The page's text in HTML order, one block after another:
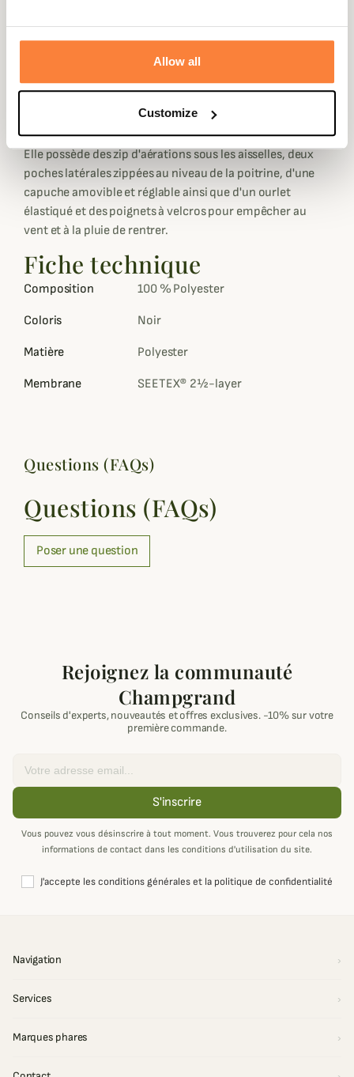
Allow all
Customize
SEETEX® totalement imperméable et coupe-vent. Avec
cette membrane, vous êtes garanti d'être à l'abris du vent
et de la pluie lors de vos excursions et au quotidien.
Une fois pliée, cette veste polyvalente se rangera très
facilement dans votre sac sans encombrement pour la
Elle possède des zip d'aérations sous les aisselles, deux
poches latérales zippées au niveau de la poitrine, d'une
capuche amovible et réglable ainsi que d'un ourlet
élastiqué et des poignets à velcros pour empêcher au
vent et à la pluie de rentrer.
Fiche technique
Composition 100 % Polyester
Coloris Noir
Matière Polyester
Membrane SEETEX® 2½-layer
Questions (FAQs)
Questions (FAQs)
Poser une question
Rejoignez la communauté
Champgrand
Conseils d'experts, nouveautés et offres exclusives. -10% sur votre
première commande.
S'inscrire
Vous pouvez vous désinscrire à tout moment. Vous trouverez pour cela nos
informations de contact dans les conditions d'utilisation du site.
J'accepte les conditions générales et la politique de confidentialité
Navigation
Services
Marques phares